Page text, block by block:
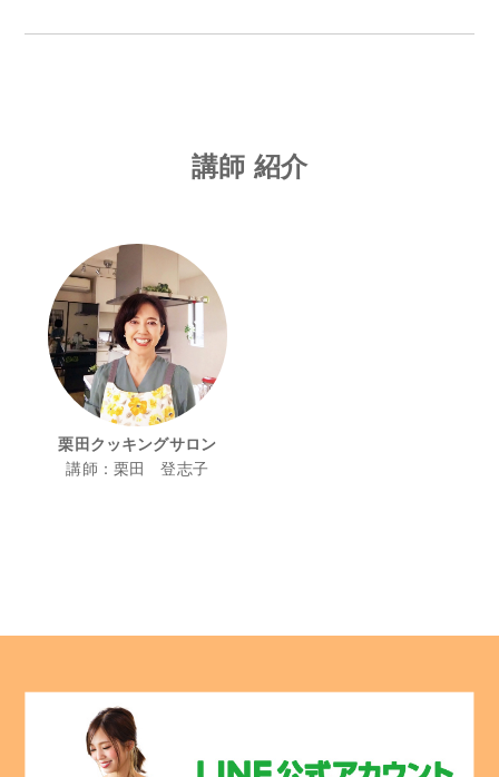
講師 紹介
栗田クッキングサロン
講師：栗田 登志子